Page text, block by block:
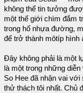
không thể tin tưởng
một thế giới chìm đắm
trong hố nhựa đường,
để trở thành môtíp hình
Đây không phải là một
là một trong những
So Hee đã nhận vai
thử thách tôi nhất. Chủ